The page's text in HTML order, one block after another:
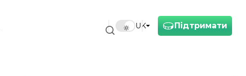
Підтримати
UK